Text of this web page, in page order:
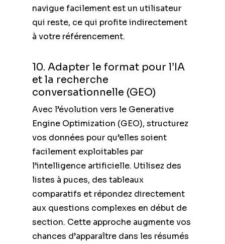
navigue facilement est un utilisateur
qui reste, ce qui profite indirectement
à votre référencement.
10. Adapter le format pour l’IA
et la recherche
conversationnelle (GEO)
Avec l’évolution vers le Generative
Engine Optimization (GEO), structurez
vos données pour qu’elles soient
facilement exploitables par
l’intelligence artificielle. Utilisez des
listes à puces, des tableaux
comparatifs et répondez directement
aux questions complexes en début de
section. Cette approche augmente vos
chances d’apparaître dans les résumés